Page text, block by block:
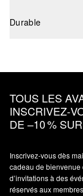
Durable
TOUS LES
DE –10 %
Inscrivez‑vous dès
cadeau de bienvenue
d’invitations à des
réservés aux membres